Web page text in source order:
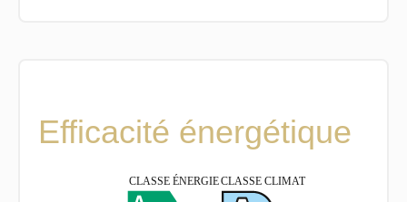
Efficacité énergétique